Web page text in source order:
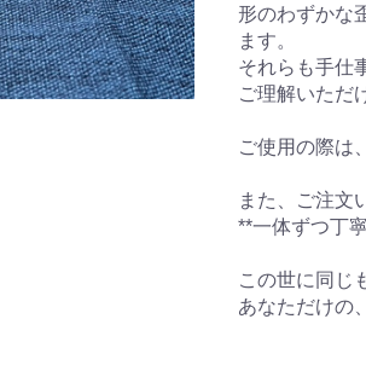
形のわずかな
ます。
それらも手仕
ご理解いただ
ご使用の際は
また、ご注文
**一体ずつ丁
この世に同じ
あなただけの